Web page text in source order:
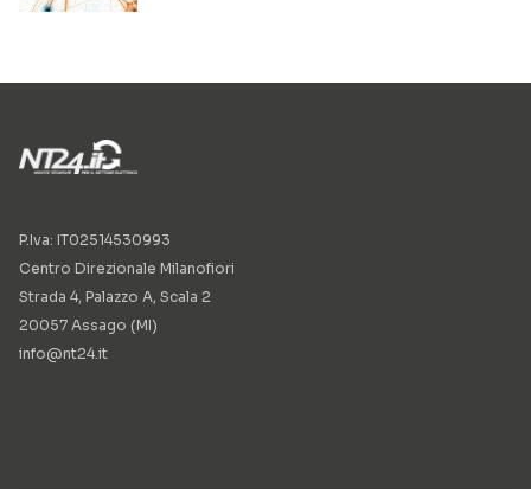
P.Iva: IT02514530993
Centro Direzionale Milanofiori
Strada 4, Palazzo A, Scala 2
20057 Assago (MI)
info@nt24.it